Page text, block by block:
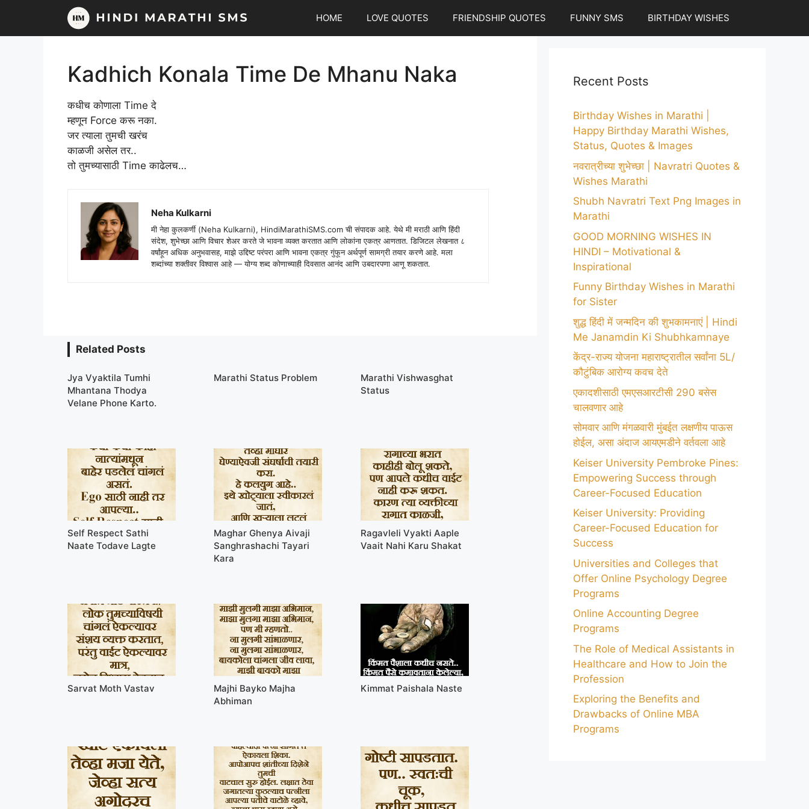
content
HOME LOVE QUOTES FRIENDSHIP QUOTES FUNNY SMS BIRTHDAY WISHES
Kadhich Konala Time De Mhanu Naka
कधीच कोणाला Time दे
म्हणून Force करू नका.
जर त्याला तुमची खरंच
काळजी असेल तर..
तो तुमच्यासाठी Time काढेलच…
Neha Kulkarni
मी नेहा कुलकर्णी (Neha Kulkarni), HindiMarathiSMS.com ची संपादक आहे. येथे मी मराठी आणि हिंदी
संदेश, शुभेच्छा आणि विचार शेअर करते जे भावना व्यक्त करतात आणि लोकांना एकत्र आणतात. डिजिटल लेखनात ८
वर्षांहून अधिक अनुभवासह, माझे उद्दिष्ट परंपरा आणि भावना एकत्र गुंफून अर्थपूर्ण सामग्री तयार करणे आहे. मला
शब्दांच्या शक्तीवर विश्वास आहे — योग्य शब्द कोणाच्याही दिवसात आनंद आणि उबदारपणा आणू शकतात.
Related Posts
Jya Vyaktila Tumhi
Mhantana Thodya
Velane Phone Karto.
Marathi Status Problem
Marathi Vishwasghat
Status
Self Respect Sathi
Naate Todave Lagte
Maghar Ghenya Aivaji
Sanghrashachi Tayari
Kara
Ragavleli Vyakti Aaple
Vaait Nahi Karu Shakat
Sarvat Moth Vastav
Majhi Bayko Majha
Abhiman
Kimmat Paishala Naste
Recent Posts
Birthday Wishes in Marathi |
Happy Birthday Marathi Wishes,
Status, Quotes & Images
नवरात्रीच्या शुभेच्छा | Navratri Quotes &
Wishes Marathi
Shubh Navratri Text Png Images in
Marathi
GOOD MORNING WISHES IN
HINDI – Motivational &
Inspirational
Funny Birthday Wishes in Marathi
for Sister
शुद्ध हिंदी में जन्मदिन की शुभकामनाएं | Hindi
Me Janamdin Ki Shubhkamnaye
केंद्र-राज्य योजना महाराष्ट्रातील सर्वांना 5L/
कौटुंबिक आरोग्य कवच देते
एकादशीसाठी एमएसआरटीसी 290 बसेस
चालवणार आहे
सोमवार आणि मंगळवारी मुंबईत लक्षणीय पाऊस
होईल, असा अंदाज आयएमडीने वर्तवला आहे
Keiser University Pembroke Pines:
Empowering Success through
Career-Focused Education
Keiser University: Providing
Career-Focused Education for
Success
Universities and Colleges that
Offer Online Psychology Degree
Programs
Online Accounting Degree
Programs
The Role of Medical Assistants in
Healthcare and How to Join the
Profession
Exploring the Benefits and
Drawbacks of Online MBA
Programs